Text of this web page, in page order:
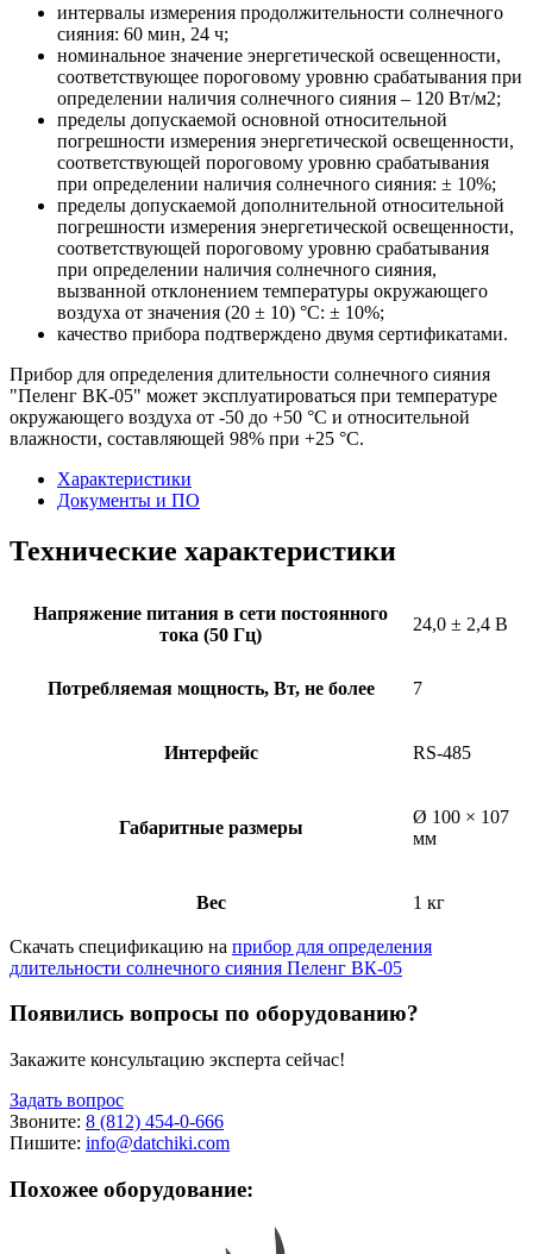
интервалы измерения продолжительности солнечного
сияния: 60 мин, 24 ч;
номинальное значение энергетической освещенности,
соответствующее пороговому уровню срабатывания при
определении наличия солнечного сияния – 120 Вт/м2;
пределы допускаемой основной относительной
погрешности измерения энергетической освещенности,
соответствующей пороговому уровню срабатывания
при определении наличия солнечного сияния: ± 10%;
пределы допускаемой дополнительной относительной
погрешности измерения энергетической освещенности,
соответствующей пороговому уровню срабатывания
при определении наличия солнечного сияния,
вызванной отклонением температуры окружающего
воздуха от значения (20 ± 10) °С: ± 10%;
качество прибора подтверждено двумя сертификатами.
Прибор для определения длительности солнечного сияния
"Пеленг ВК-05" может эксплуатироваться при температуре
окружающего воздуха от -50 до +50 °С и относительной
влажности, составляющей 98% при +25 °С.
Характеристики
Документы и ПО
Технические характеристики
Напряжение питания в сети постоянного
тока (50 Гц)
24,0 ± 2,4 В
Потребляемая мощность, Вт, не более 7
Интерфейс RS-485
Габаритные размеры
Ø 100 × 107
мм
Вес 1 кг
Скачать спецификацию на прибор для определения
длительности солнечного сияния Пеленг ВК-05
Появились вопросы по оборудованию?
Закажите консультацию эксперта сейчас!
Задать вопрос
Звоните: 8 (812) 454-0-666
Пишите: info@datchiki.com
Похожее оборудование: